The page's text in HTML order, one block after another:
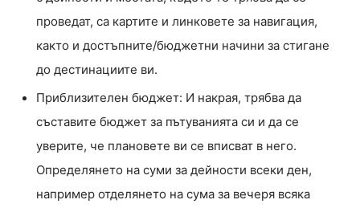
проведат, са картите и линковете за навигация,
както и достъпните/бюджетни начини за стигане
до дестинациите ви.
Приблизителен бюджет: И накрая, трябва да
съставите бюджет за пътуванията си и да се
уверите, че плановете ви се вписват в него.
Определянето на суми за дейности всеки ден,
например отделянето на сума за вечеря всяка